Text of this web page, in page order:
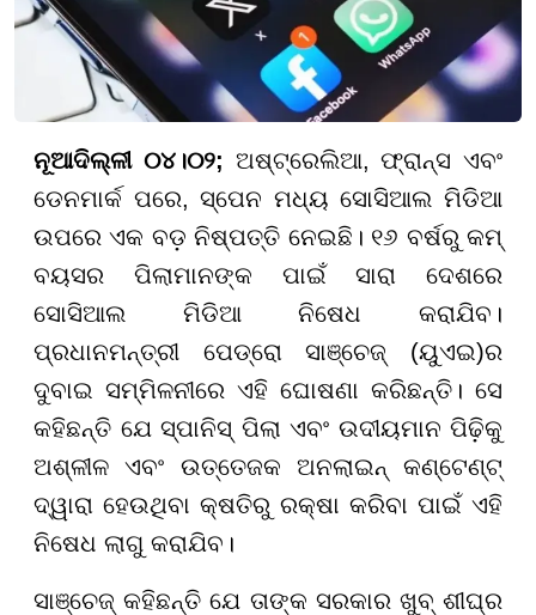
ନୂଆଦିଲ୍ଳୀ ୦୪।୦୨; ଅଷ୍ଟ୍ରେଲିଆ, ଫ୍ରାନ୍ସ ଏବଂ
ଡେନମାର୍କ ପରେ, ସ୍ପେନ ମଧ୍ୟ ସୋସିଆଲ ମିଡିଆ
ଉପରେ ଏକ ବଡ଼ ନିଷ୍ପତ୍ତି ନେଇଛି। ୧୬ ବର୍ଷରୁ କମ୍
ବୟସର ପିଲାମାନଙ୍କ ପାଇଁ ସାରା ଦେଶରେ
ସୋସିଆଲ ମିଡିଆ ନିଷେଧ କରାଯିବ।
ପ୍ରଧାନମନ୍ତ୍ରୀ ପେଡ୍ରୋ ସାଞ୍ଚେଜ୍ (ୟୁଏଇ)ର
ଦୁବାଇ ସମ୍ମିଳନୀରେ ଏହି ଘୋଷଣା କରିଛନ୍ତି। ସେ
କହିଛନ୍ତି ଯେ ସ୍ପାନିସ୍ ପିଲା ଏବଂ ଉଦୀୟମାନ ପିଢ଼ିକୁ
ଅଶ୍ଳୀଳ ଏବଂ ଉତ୍ତେଜକ ଅନଲାଇନ୍ କଣ୍ଟେଣ୍ଟ୍
ଦ୍ୱାରା ହେଉଥିବା କ୍ଷତିରୁ ରକ୍ଷା କରିବା ପାଇଁ ଏହି
ନିଷେଧ ଲାଗୁ କରାଯିବ।
ସାଞ୍ଚେଜ୍ କହିଛନ୍ତି ଯେ ତାଙ୍କ ସରକାର ଖୁବ୍ ଶୀଘ୍ର